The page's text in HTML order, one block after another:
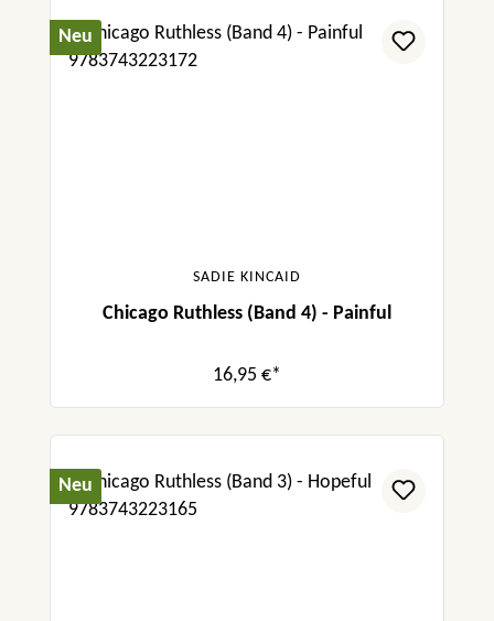
Neu
SADIE KINCAID
Chicago Ruthless (Band 4) - Painful
16,95 €*
Neu